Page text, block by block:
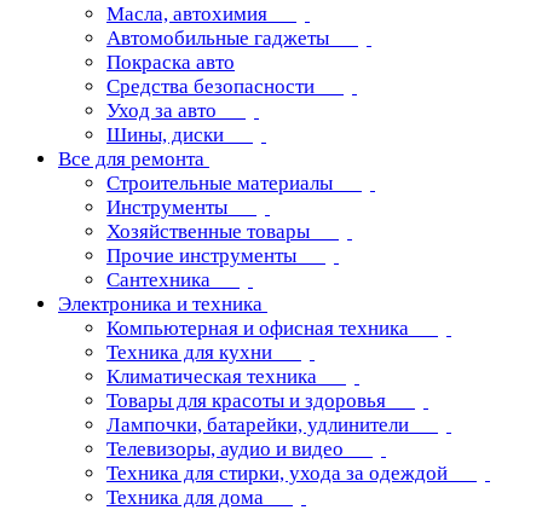
Масла, автохимия
Автомобильные гаджеты
Покраска авто
Средства безопасности
Уход за авто
Шины, диски
Все для ремонта
Строительные материалы
Инструменты
Хозяйственные товары
Прочие инструменты
Сантехника
Электроника и техника
Компьютерная и офисная техника
Техника для кухни
Климатическая техника
Товары для красоты и здоровья
Лампочки, батарейки, удлинители
Телевизоры, аудио и видео
Техника для стирки, ухода за одеждой
Техника для дома